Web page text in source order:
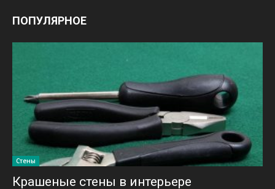
ПОПУЛЯРНОЕ
Стены
Крашеные стены в интерьере